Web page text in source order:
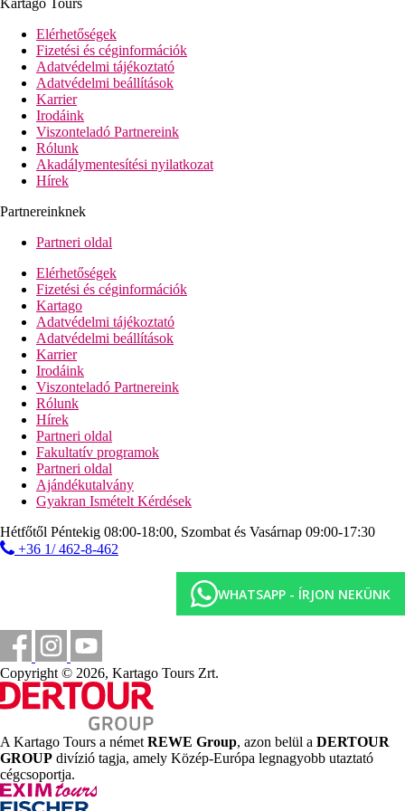
büféétterem
térítés ellenében)
2 bár
snack-bár
fodrászat
kis szupermarket
butik
pénzváltó
konferenciatermek
mosodai szolgáltatás (térítés ellenében)
medence (napágyak, napernyők és törölközők
fedett medence
strandbár
integrált gyermekmedence
csúszda (3-10 éveseknek)
játszótér
miniklub (4-12 éveseknek)
Tengerpart
homokos/kavicsos tengerpart
napágyak, napernyők és törölközők ingyenesen
móló
Sport és szórakozás ingyenesen
animációs programok
esti programok
törökfürdő
pezsgőfürdő
fitneszterem
paddel tenisz (felszerelés és kivilágítás térítés ellenében)
íjászat
darts
kártyajátékok
Sport és szórakozás térítés ellenében
masszázsok
szépségszalon
biliárd
búvárkodás
Ellátás
Kartago Tours
Elérhetőségek
Fizetési és céginformációk
Adatvédelmi tájékoztató
Adatvédelmi beállítások
Karrier
Irodáink
Viszonteladó Partnereink
Rólunk
Akadálymentesítési nyilatkozat
Hírek
Partnereinknek
Partneri oldal
Elérhetőségek
Fizetési és céginformációk
Kartago
Adatvédelmi tájékoztató
Adatvédelmi beállítások
Karrier
Irodáink
Viszonteladó Partnereink
Rólunk
Hírek
Partneri oldal
Fakultatív programok
Partneri oldal
Ajándékutalvány
Gyakran Ismételt Kérdések
Hétfőtől Péntekig 08:00-18:00, Szombat és Vasárnap 09:00-17:30
+36 1/ 462-8-462
WHATSAPP - ÍRJON NEKÜNK
Copyright © 2026, Kartago Tours Zrt.
A Kartago Tours a német REWE Group, azon belül a DERTOUR
GROUP divízió tagja, amely Közép-Európa legnagyobb utaztató
cégcsoportja.